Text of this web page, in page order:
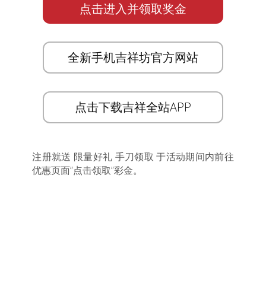
点击进入并领取奖金
全新手机吉祥坊官方网站
点击下载吉祥全站APP
注册就送 限量好礼 手刀领取 于活动期间内前往
优惠页面”点击领取”彩金。